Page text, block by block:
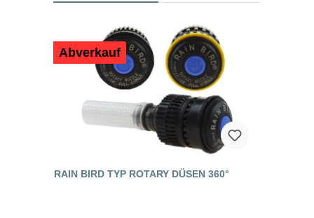
Abverkauf
RAIN BIRD TYP ROTARY DÜSEN 360°